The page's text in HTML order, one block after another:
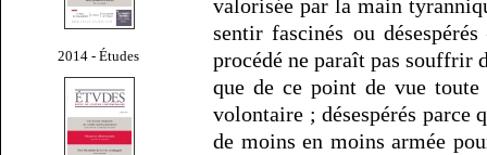
2014 - Études
valorisée par la main
sentir fascinés ou
procédé ne paraît pas souffrir
que de ce point de vue
volontaire ; désespérés parce
de moins en moins armée